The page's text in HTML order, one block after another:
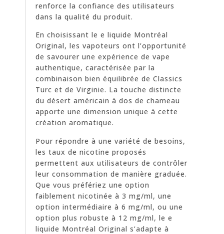
renforce la confiance des utilisateurs
dans la qualité du produit.
En choisissant le e liquide Montréal
Original, les vapoteurs ont l’opportunité
de savourer une expérience de vape
authentique, caractérisée par la
combinaison bien équilibrée de Classics
Turc et de Virginie. La touche distincte
du désert américain à dos de chameau
apporte une dimension unique à cette
création aromatique.
Pour répondre à une variété de besoins,
les taux de nicotine proposés
permettent aux utilisateurs de contrôler
leur consommation de manière graduée.
Que vous préfériez une option
faiblement nicotinée à 3 mg/ml, une
option intermédiaire à 6 mg/ml, ou une
option plus robuste à 12 mg/ml, le e
liquide Montréal Original s’adapte à